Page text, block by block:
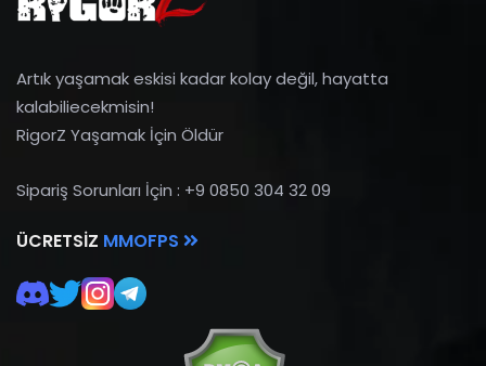
Artık yaşamak eskisi kadar kolay değil, hayatta
kalabiliecekmisin!
RigorZ Yaşamak İçin Öldür
Sipariş Sorunları İçin : +9 0850 304 32 09
ÜCRETSIZ MMOFPS